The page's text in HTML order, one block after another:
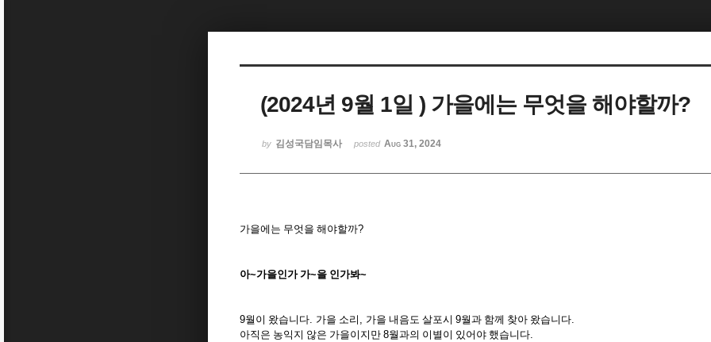
(2024년 9월 1일 ) 가을에는 무엇을 해야할까?
by 김성국담임목사 posted Aug 31, 2024
가을에는 무엇을 해야할까?
아~가을인가 가~을 인가봐~
9월이 왔습니다. 가을 소리 , 가을 내음도 살포시 9월과 함께 찾아 왔습니다.
아직은 농익지 않은 가을이지만 8월과의 이별이 있어야 했습니다.
Sketchbook5, 스케치북5
Sketchbook5, 스케치북5